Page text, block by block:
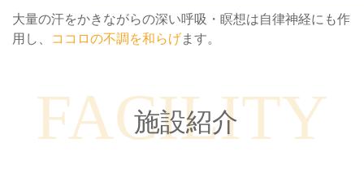
大量の汗を​かきながらの深い呼吸・瞑想は自律神経にも作
用し、
ココロの不調を和らげます。
FACILITY
施設紹介